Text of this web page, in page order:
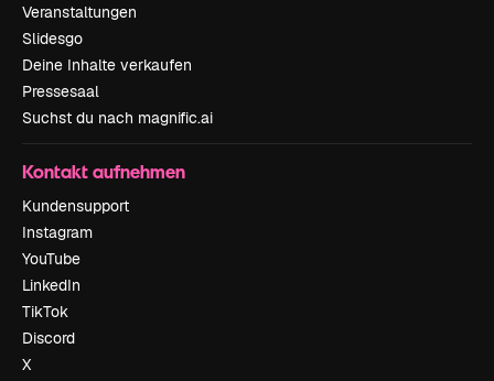
Veranstaltungen
Slidesgo
Deine Inhalte verkaufen
Pressesaal
Suchst du nach magnific.ai
Kontakt aufnehmen
Kundensupport
Instagram
YouTube
LinkedIn
TikTok
Discord
X